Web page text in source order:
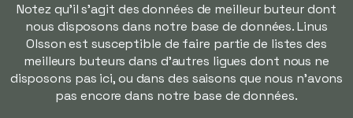
Notez qu'il s'agit des données de meilleur buteur dont
nous disposons dans notre base de données. Linus
Olsson est susceptible de faire partie de listes des
meilleurs buteurs dans d'autres ligues dont nous ne
disposons pas ici, ou dans des saisons que nous n'avons
pas encore dans notre base de données.